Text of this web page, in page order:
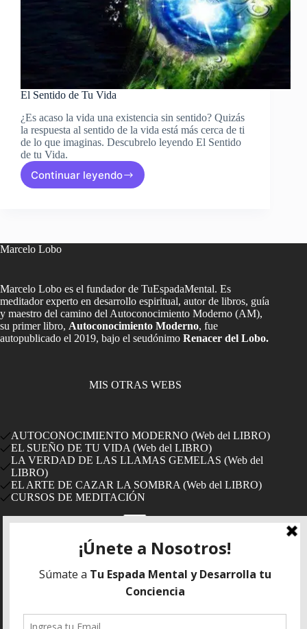
El Sentido de Tu Vida
¿Es acaso la vida una existencia sin sentido? Quizás
la respuesta al sentido de la vida está más cerca de ti
de lo que imaginas. Descubrelo leyendo El Sentido
de tu Vida.
Continuar leyendo
El
Marcelo Lobo
Marcelo Lobo es el fundador de TuEspadaMental. Es
meditador experto en desarrollo espiritual, autor de libros, guía
y maestro del camino del Autoconocimiento Moderno (AM),
su primer libro, Autoconocimiento Moderno, fue
autopublicado el 2019, bajo el seudónimo Renacer del Lobo.
MIS OTRAS WEBS
AUTOCONOCIMIENTO MODERNO (Web del LIBRO)
EL SUEÑO DE TU VIDA (Web del LIBRO)
LA VERDAD DE LAS LLAMAS GEMELAS (Web del
LIBRO)
EL ARTE DE CAZAR LA SOMBRA (Web del LIBRO)
CURSOS DE MEDITACIÓN